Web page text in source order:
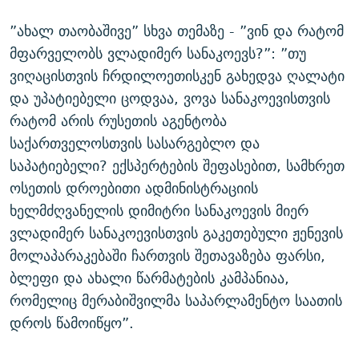
”ახალ თაობაშივე” სხვა თემაზე - ”ვინ და რატომ
მფარველობს ვლადიმერ სანაკოევს?”: ”თუ
ვიღაცისთვის ჩრდილოეთისკენ გახედვა ღალატი
და უპატიებელი ცოდვაა, ვოვა სანაკოევისთვის
რატომ არის რუსეთის აგენტობა
საქართველოსთვის სასარგებლო და
საპატიებელი? ექსპერტების შეფასებით, სამხრეთ
ოსეთის დროებითი ადმინისტრაციის
ხელმძღვანელის დიმიტრი სანაკოევის მიერ
ვლადიმერ სანაკოევისთვის გაკეთებული ჟენევის
მოლაპარაკებაში ჩართვის შეთავაზება ფარსი,
ბლეფი და ახალი წარმატების კამპანიაა,
რომელიც მერაბიშვილმა საპარლამენტო საათის
დროს წამოიწყო”.